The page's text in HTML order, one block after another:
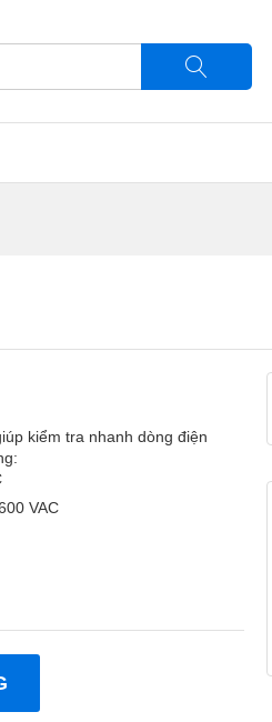
kiểm tra nhanh dòng điện
VAC